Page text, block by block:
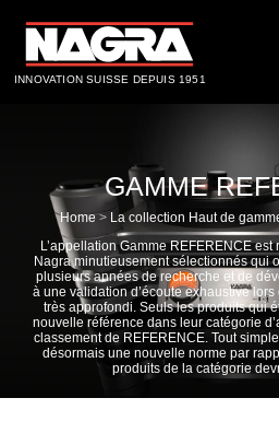
INNOVATION SUISSE DEPUIS 1951
GAMME
Home> La collection Haut de
L’appellation Gamme REFERENCE
Nagra minutieusement sélectionnés qui
plusieurs années de recherche et de
à une validation d’écoute exhaustive
très approfondi. Seuls les produits qui
nouvelle référence dans leur catégorie
classement de REFERENCE. Tout
désormais une nouvelle norme par
produits de la catégorie